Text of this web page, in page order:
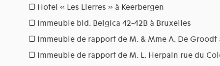
Hotel « Les Lierres » à Keerbergen
Immeuble bld. Belgica 42-42B à Bruxelles
Immeuble de rapport de M. & Mme A. De Groodt
Immeuble de rapport de M. L. Herpain rue du